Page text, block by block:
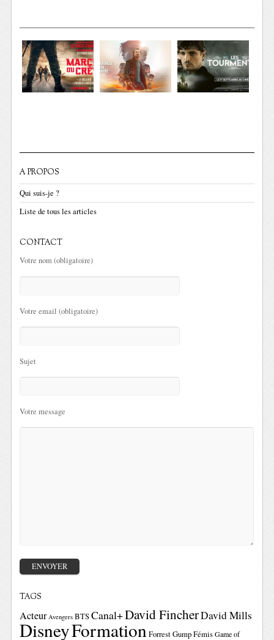
A PROPOS
Qui suis-je ?
Liste de tous les articles
CONTACT
Votre nom (obligatoire)
Votre email (obligatoire)
Sujet
Votre message
TAGS
Acteur Avengers BTSCanal+David FincherDavid Mills
DisneyFormationForrest GumpFémis Game of